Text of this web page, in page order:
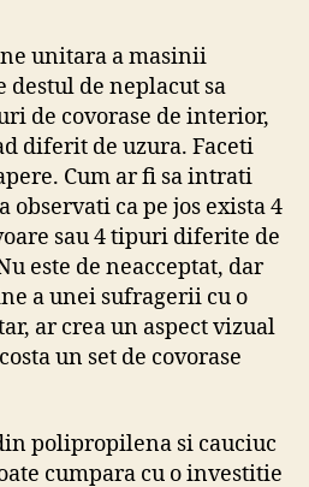
unitara a masinii
destul de neplacut sa
de covorase de interior,
diferit de uzura. Faceti
Cum ar fi sa intrati
observati ca pe jos exista 4
sau 4 tipuri diferite de
este de neacceptat, dar
a unei sufragerii cu o
ar crea un aspect vizual
un set de covorase
polipropilena si cauciuc
cumpara cu o investitie